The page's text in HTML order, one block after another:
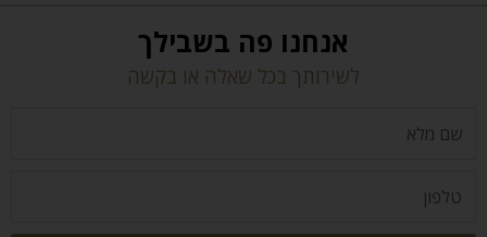
אנחנו פה בשבילך
לשירותך בכל שאלה או בקשה